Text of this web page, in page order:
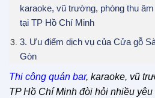
karaoke, vũ trường, phòng thu âm
tại TP Hồ Chí Minh
3. Ưu điểm dịch vụ của Cửa gỗ
Gòn
Thi công quán bar, karaoke, vũ
TP Hồ Chí Minh đòi hỏi nhiều